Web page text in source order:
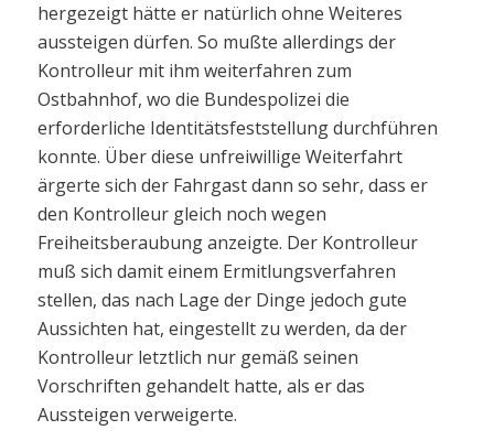
hergezeigt hätte er natürlich ohne Weiteres
aussteigen dürfen. So mußte allerdings der
Kontrolleur mit ihm weiterfahren zum
Ostbahnhof, wo die Bundespolizei die
erforderliche Identitätsfeststellung durchführen
konnte. Über diese unfreiwillige Weiterfahrt
ärgerte sich der Fahrgast dann so sehr, dass er
den Kontrolleur gleich noch wegen
Freiheitsberaubung anzeigte. Der Kontrolleur
muß sich damit einem Ermitlungsverfahren
stellen, das nach Lage der Dinge jedoch gute
Aussichten hat, eingestellt zu werden, da der
Kontrolleur letztlich nur gemäß seinen
Vorschriften gehandelt hatte, als er das
Aussteigen verweigerte.